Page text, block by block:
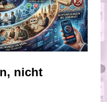
nicht